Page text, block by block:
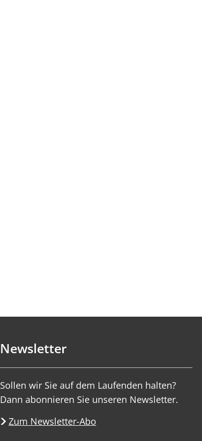
Newsletter
Sollen wir Sie auf dem Laufenden halten?
Dann abonnieren Sie unseren Newsletter.
Zum Newsletter-Abo